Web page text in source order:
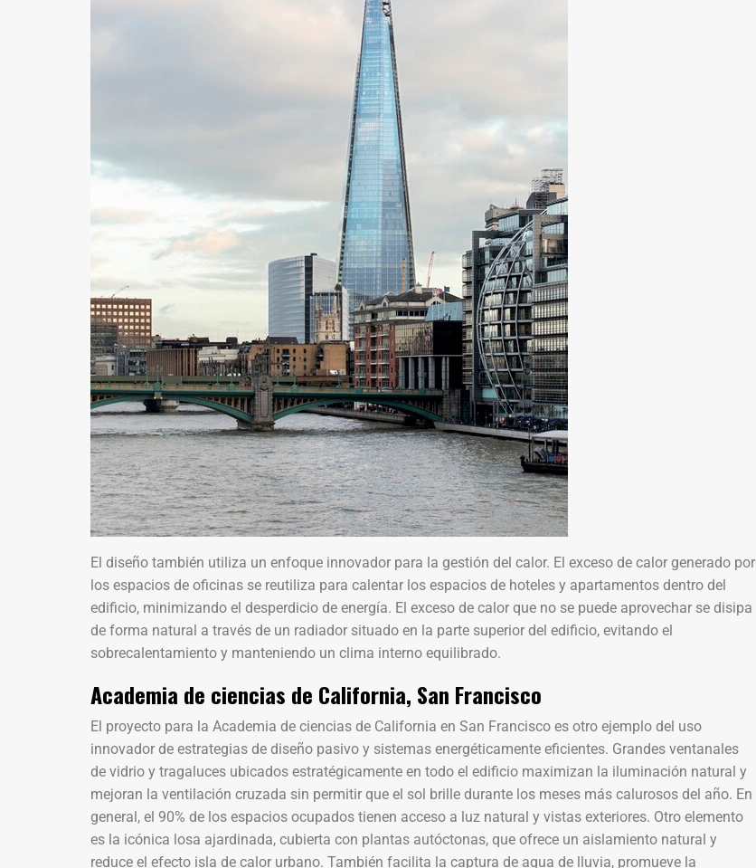
El diseño también utiliza un enfoque innovador para la gestión del calor. El exceso de calor generado por
los espacios de oficinas se reutiliza para calentar los espacios de hoteles y apartamentos dentro del
edificio, minimizando el desperdicio de energía. El exceso de calor que no se puede aprovechar se disipa
de forma natural a través de un radiador situado en la parte superior del edificio, evitando el
sobrecalentamiento y manteniendo un clima interno equilibrado.
Academia de ciencias de California, San Francisco
El proyecto para la Academia de ciencias de California en San Francisco es otro ejemplo del uso
innovador de estrategias de diseño pasivo y sistemas energéticamente eficientes. Grandes ventanales
de vidrio y tragaluces ubicados estratégicamente en todo el edificio maximizan la iluminación natural y
mejoran la ventilación cruzada sin permitir que el sol brille durante los meses más calurosos del año. En
general, el 90% de los espacios ocupados tienen acceso a luz natural y vistas exteriores. Otro elemento
es la icónica losa ajardinada, cubierta con plantas autóctonas, que ofrece un aislamiento natural y
reduce el efecto isla de calor urbano. También facilita la captura de agua de lluvia, promueve la